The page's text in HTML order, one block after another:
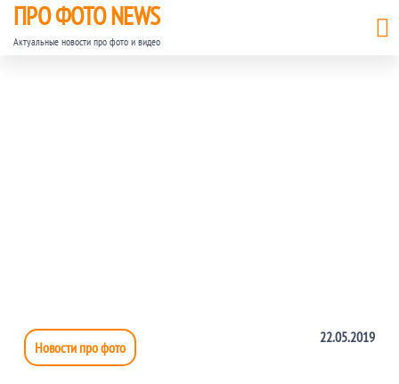
ПРО ФОТО NEWS
Актуальные новости про фото и видео
Новости про фото
22.05.2019